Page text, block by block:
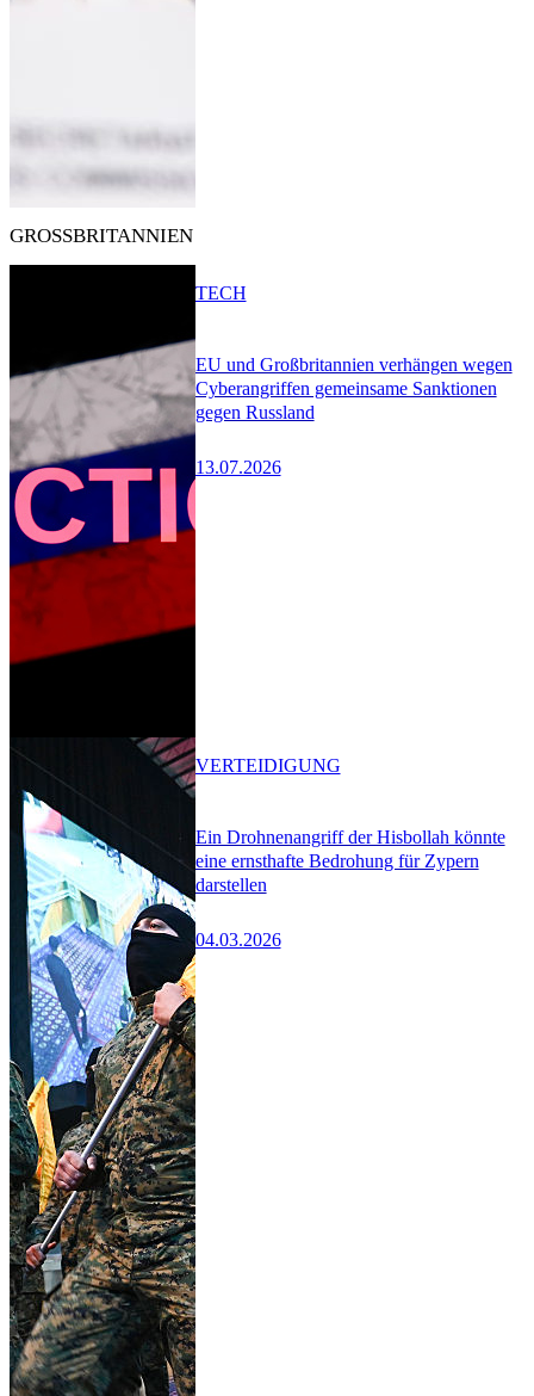
GROSSBRITANNIEN
EU und Großbritannien verhängen wegen
Cyberangriffen gemeinsame Sanktionen
gegen Russland
13.07.2026
TECH
Ein Drohnenangriff der Hisbollah könnte
eine ernsthafte Bedrohung für Zypern
darstellen
04.03.2026
VERTEIDIGUNG